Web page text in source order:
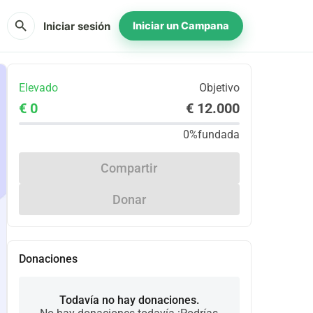
search Iniciar sesión Iniciar un Campana
Elevado Objetivo
€ 0 € 12.000
0%fundada
Compartir
Donar
Donaciones
Todavía no hay donaciones.